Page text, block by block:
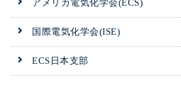
アメリカ電気化学会(ECS)
国際電気化学会(ISE)
ECS日本支部